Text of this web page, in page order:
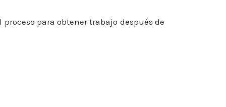
para obtener trabajo después de